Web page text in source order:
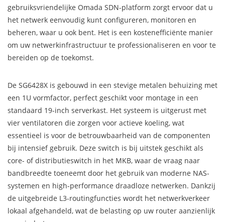
gebruiksvriendelijke Omada SDN-platform zorgt ervoor dat u
het netwerk eenvoudig kunt configureren, monitoren en
beheren, waar u ook bent. Het is een kostenefficiënte manier
om uw netwerkinfrastructuur te professionaliseren en voor te
bereiden op de toekomst.
De SG6428X is gebouwd in een stevige metalen behuizing met
een 1U vormfactor, perfect geschikt voor montage in een
standaard 19-inch serverkast. Het systeem is uitgerust met
vier ventilatoren die zorgen voor actieve koeling, wat
essentieel is voor de betrouwbaarheid van de componenten
bij intensief gebruik. Deze switch is bij uitstek geschikt als
core- of distributieswitch in het MKB, waar de vraag naar
bandbreedte toeneemt door het gebruik van moderne NAS-
systemen en high-performance draadloze netwerken. Dankzij
de uitgebreide L3-routingfuncties wordt het netwerkverkeer
lokaal afgehandeld, wat de belasting op uw router aanzienlijk